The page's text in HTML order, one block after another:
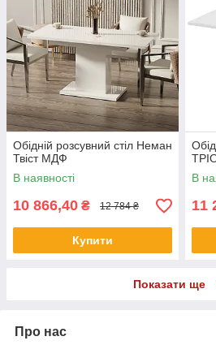
Обідній розсувний стіл Неман
Твіст МДФ
В наявності
10 866,40 ₴ 12 784 ₴
Купити
В
11
Показати ще
Про нас